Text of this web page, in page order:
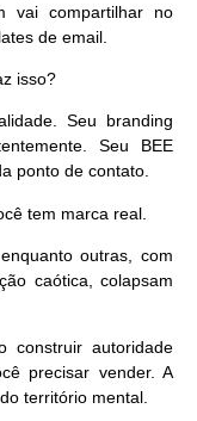
vai compartilhar no
de email.
isso?
Seu branding
Seu BEE
ponto de contato.
tem marca real.
outras, com
caótica, colapsam
construir autoridade
precisar vender. A
território mental.